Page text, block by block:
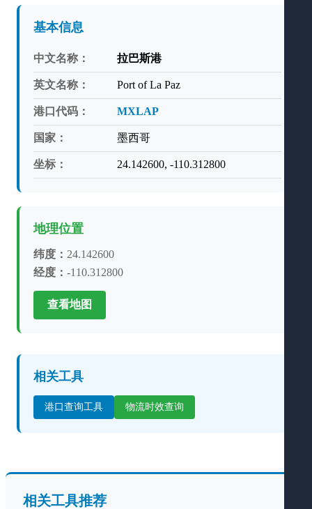
基本信息
中文名称： 拉巴斯港
英文名称： Port of La Paz
港口代码： MXLAP
国家： 墨西哥
坐标： 24.142600, -110.312800
地理位置
纬度： 24.142600
经度： -110.312800
查看地图
相关工具
港口查询工具 物流时效查询
相关工具推荐